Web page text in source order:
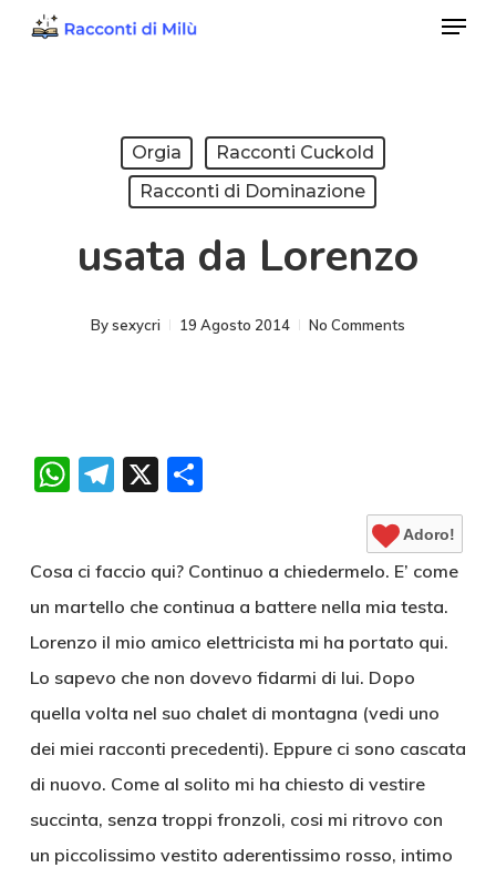
Menu
Orgia
Racconti Cuckold
Racconti di Dominazione
usata da Lorenzo
Bysexycri 19 Agosto 2014 No Comments
WhatsApp
Telegram
X Condividi
Adoro!
Cosa ci faccio qui? Continuo a chiedermelo. E’ come
un martello che continua a battere nella mia testa.
Lorenzo il mio amico elettricista mi ha portato qui.
Lo sapevo che non dovevo fidarmi di lui. Dopo
quella volta nel suo chalet di montagna (vedi uno
dei miei racconti precedenti). Eppure ci sono cascata
di nuovo. Come al solito mi ha chiesto di vestire
succinta, senza troppi fronzoli, cosi mi ritrovo con
un piccolissimo vestito aderentissimo rosso, intimo